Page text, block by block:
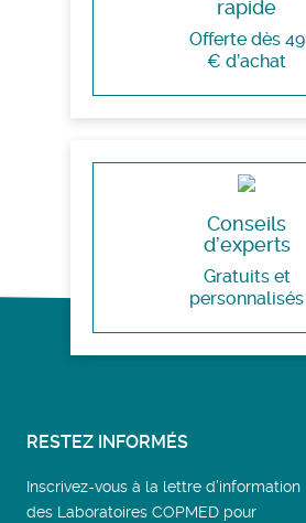
rapide
Offerte dès 49
€ d’achat
Conseils
d’experts
Gratuits et
personnalisés
RESTEZ INFORMÉS
Inscrivez-vous à la lettre d’information
des Laboratoires COPMED pour